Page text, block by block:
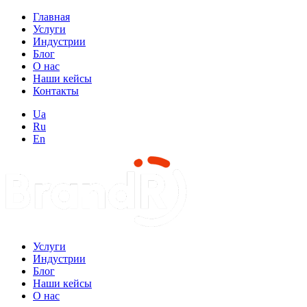
Главная
Услуги
Индустрии
Блог
О нас
Наши кейсы
Контакты
Ua
Ru
En
Услуги
Индустрии
Блог
Наши кейсы
О нас